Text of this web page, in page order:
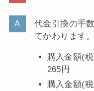
代金引換の手
てかわります。
購入金額(
265円
購入金額(